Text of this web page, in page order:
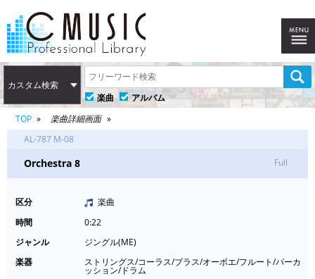
カスタム検索
楽曲
アルバム
TOP
楽曲詳細画面
AL-787 M-08
Orchestra 8 Full
区分
楽曲
時間
0:22
ジャンル
ジングル(ME)
楽器
ストリングス/コーラス/ブラス/オーボエ/フルート/パーカ
ッション/ドラム